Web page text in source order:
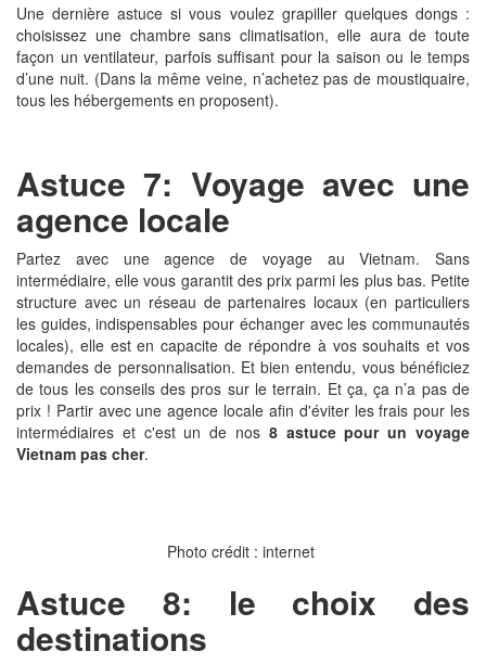
Une dernière astuce si vous voulez grapiller quelques dongs :
choisissez une chambre sans climatisation, elle aura de toute
façon un ventilateur, parfois suffisant pour la saison ou le temps
d’une nuit. (Dans la même veine, n’achetez pas de moustiquaire,
tous les hébergements en proposent).
Astuce7: Voyage avec une
agence locale
Partez avec une agence de voyage au Vietnam. Sans
intermédiaire, elle vous garantit des prix parmi les plus bas. Petite
structure avec un réseau de partenaires locaux (en particuliers
les guides, indispensables pour échanger avec les communautés
locales), elle est en capacite de répondre à vos souhaits et vos
demandes de personnalisation. Et bien entendu, vous bénéficiez
de tous les conseils des pros sur le terrain. Et ça, ça n’a pas de
prix ! Partir avec une agence locale afin d'éviter les frais pour les
intermédiaires et c'est un de nos 8 astuce pour un voyage
Vietnam pas cher.
Photo crédit : internet
Astuce 8: le choix des
destinations